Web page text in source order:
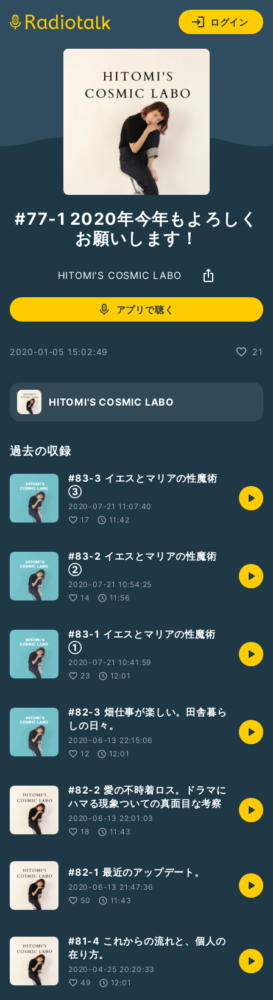
ログイン
#77-1 2020年今年もよろしく
お願いします！
HITOMI'S COSMIC LABO
アプリで聴く
2020-01-05 15:02:49 21
HITOMI'S COSMIC LABO
過去の収録
#83-3 イエスとマリアの性魔術
③
2020-07-21 11:07:40
17
11:42
#83-2 イエスとマリアの性魔術
②
2020-07-21 10:54:25
14
11:56
#83-1 イエスとマリアの性魔術
①
2020-07-21 10:41:59
23
12:01
#82-3 畑仕事が楽しい。田舎暮ら
しの日々。
2020-06-13 22:15:06
12
12:01
#82-2 愛の不時着ロス。ドラマに
ハマる現象ついての真面目な考察
2020-06-13 22:01:03
18
11:43
#82-1 最近のアップデート。
2020-06-13 21:47:36
50
11:43
#81-4 これからの流れと、個人の
在り方。
2020-04-25 20:20:33
49
12:01